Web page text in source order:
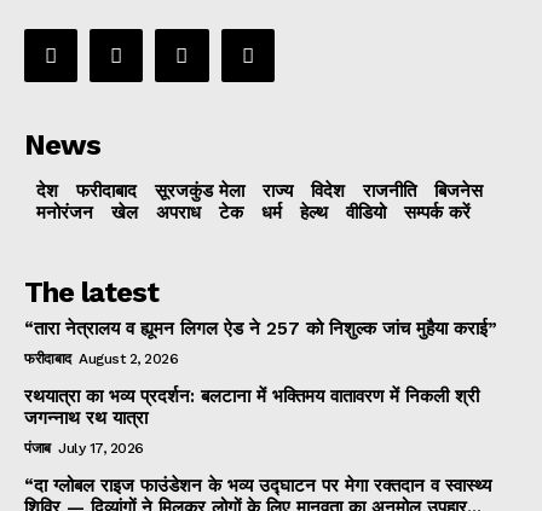
News
देश फरीदाबाद सूरजकुंड मेला राज्‍य विदेश राजनीति
बिजनेस
मनोरंजन
खेल अपराध टेक धर्म हेल्थ वीडियो सम्पर्क करें
The latest
“तारा नेत्रालय व ह्यूमन लिगल ऐड ने 257 को निशुल्क जांच मुहैया कराई”
फरीदाबाद August 2, 2026
रथयात्रा का भव्य प्रदर्शन: बलटाना में भक्तिमय वातावरण में निकली श्री
जगन्नाथ रथ यात्रा
पंजाब July 17, 2026
“दा ग्लोबल राइज फाउंडेशन के भव्य उद्घाटन पर मेगा रक्तदान व स्वास्थ्य